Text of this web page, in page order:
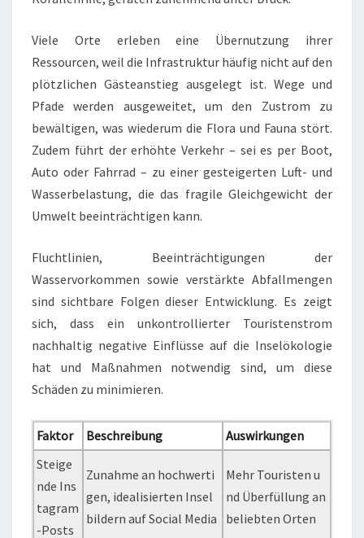
Viele Orte erleben eine Übernutzung ihrer
Ressourcen, weil die Infrastruktur häufig nicht auf den
plötzlichen Gästeanstieg ausgelegt ist. Wege und
Pfade werden ausgeweitet, um den Zustrom zu
bewältigen, was wiederum die Flora und Fauna stört.
Zudem führt der erhöhte Verkehr – sei es per Boot,
Auto oder Fahrrad – zu einer gesteigerten Luft- und
Wasserbelastung, die das fragile Gleichgewicht der
Umwelt beeinträchtigen kann.
Fluchtlinien, Beeinträchtigungen der
Wasservorkommen sowie verstärkte Abfallmengen
sind sichtbare Folgen dieser Entwicklung. Es zeigt
sich, dass ein unkontrollierter Touristenstrom
nachhaltig negative Einflüsse auf die Inselökologie
hat und Maßnahmen notwendig sind, um diese
Schäden zu minimieren.
Faktor Beschreibung
Auswirkungen
Steige
nde Ins
tagram
-Posts
Zunahme an hochwerti
gen, idealisierten Insel
bildern auf Social Media
Mehr Touristen u
nd Überfüllung an
beliebten Orten